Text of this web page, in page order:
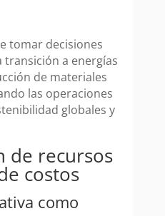
tomar decisiones
a energías
de materiales
las operaciones
globales y
de recursos
costos
como